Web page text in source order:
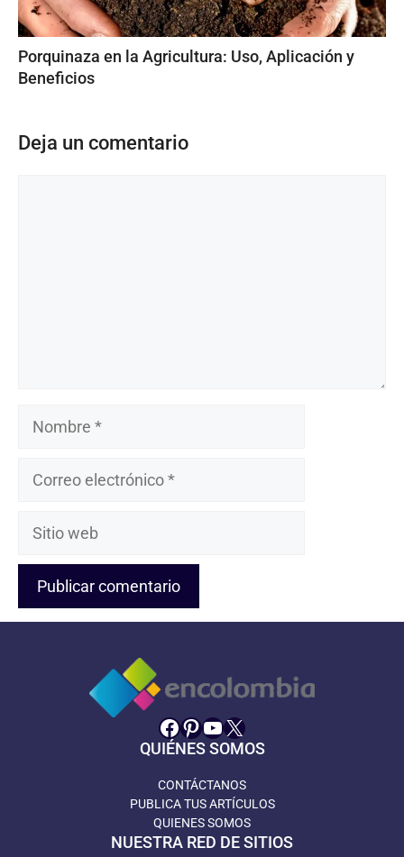
Porquinaza en la Agricultura: Uso, Aplicación y
Beneficios
Deja un comentario
Nombre
Sitio
Facebook
Pinterest
YouTube
X
QUIÉNES SOMOS
CONTÁCTANOS
PUBLICA TUS ARTÍCULOS
QUIENES SOMOS
NUESTRA RED DE SITIOS